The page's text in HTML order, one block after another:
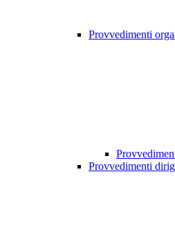
Provvedimenti
Provvedimenti